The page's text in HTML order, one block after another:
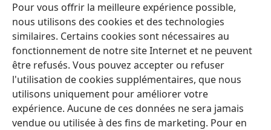
Pour vous offrir la meilleure expérience possible,
nous utilisons des cookies et des technologies
similaires. Certains cookies sont nécessaires au
fonctionnement de notre site Internet et ne peuvent
être refusés. Vous pouvez accepter ou refuser
l'utilisation de cookies supplémentaires, que nous
utilisons uniquement pour améliorer votre
expérience. Aucune de ces données ne sera jamais
vendue ou utilisée à des fins de marketing. Pour en
(ouvre
une
nouvelle
fenêtre)
Bibliothèque en ligne
(ouvre
une
nouvelle
fenêtre)
JW Hub®
(ouvre
une
nouvelle
fenêtre)
JW Library
Watchtower Library